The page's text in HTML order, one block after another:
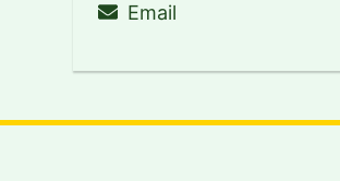
Emailschreiben an